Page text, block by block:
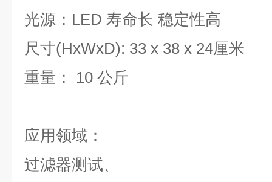
光源：LED 寿命长 稳定性高
尺寸(HxWxD): 33 x 38 x 24厘米
重量： 10 公斤
应用领域：
过滤器测试、